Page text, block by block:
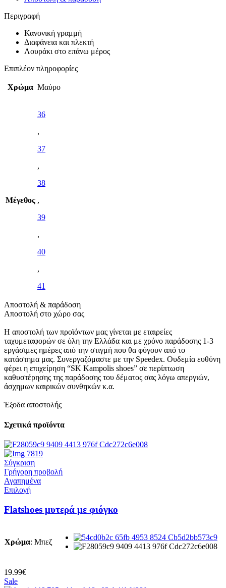
Περιγραφή
Κανονική γραμμή
Διαφάνεια και πλεκτή
Λουράκι στο επάνω μέρος
Επιπλέον πληροφορίες
Χρώμα Μαύρο
Μέγεθος
36
,
37
,
38
,
39
,
40
,
41
Αποστολή & παράδοση
Αποστολή στο χώρο σας
Η αποστολή των προϊόντων μας γίνεται με εταιρείες
ταχυμεταφορών σε όλη την Ελλάδα και με χρόνο παράδοσης 1-3
εργάσιμες ημέρες από την στιγμή που θα φύγουν από το
κατάστημα μας. Συνεργαζόμαστε με την Speedex. Oυδεμία ευθύνη
φέρει η επιχείρηση “SK Kampolis shoes” σε περίπτωση
καθυστέρησης της παράδοσης του δέματος σας λόγω απεργιών,
άσχημων καιρικών συνθηκών κ.α.
Έξοδα αποστολής
Σχετικά προϊόντα
Σύγκριση
Γρήγορη προβολή
Αγαπημένα
ΕπιλογήΑυτό
προϊόν
έχει
παραλλαγές.
Οι
Flatshoes μυτερά με φιόγκο
Χρώμα: Μπεζ
19.99€
Sale